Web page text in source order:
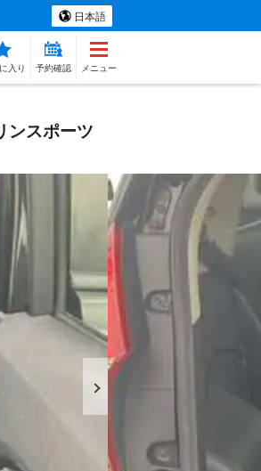
日本語
入り 予約確認 メニュー
ンスポーツ